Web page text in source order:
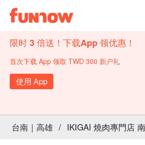
限时 3 倍送！下载App 领优惠！
首次下载 App 领取 TWD 300 新户礼
使用 App
台南｜高雄 / IKIGAI 燒肉專門店